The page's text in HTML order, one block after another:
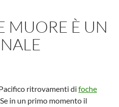
MUORE È UN
ritrovamenti di foche
in un primo momento il